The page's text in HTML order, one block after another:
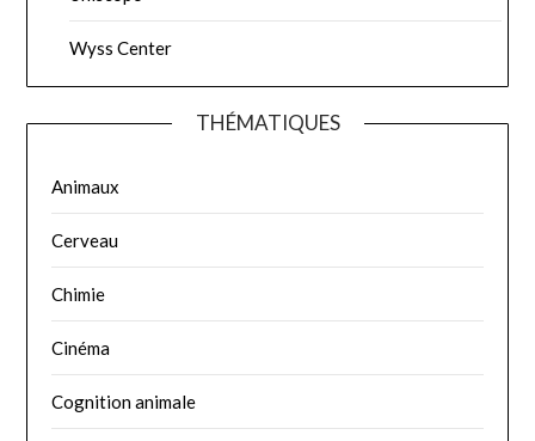
Wyss Center
THÉMATIQUES
Animaux
Cerveau
Chimie
Cinéma
Cognition animale